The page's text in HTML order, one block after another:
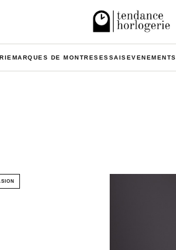
MARQUES DE MONTRESESSAISEVENEMENTS